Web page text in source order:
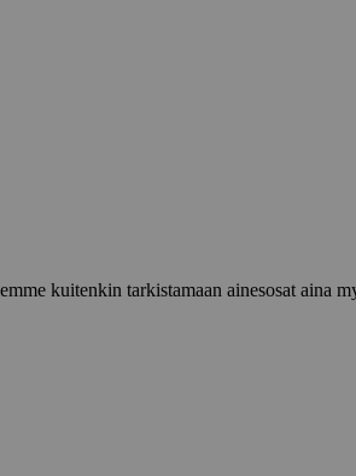
kuitenkin tarkistamaan ainesosat aina